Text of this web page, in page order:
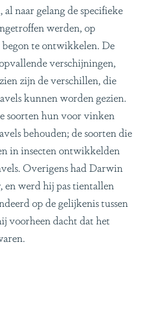
naar gelang de specifieke
werden, op
te ontwikkelen. De
verschijningen,
zijn de verschillen, die
kunnen worden gezien.
soorten hun voor vinken
behouden; de soorten die
in insecten ontwikkelden
Overigens had Darwin
werd hij pas tientallen
op de gelijkenis tussen
voorheen dacht dat het